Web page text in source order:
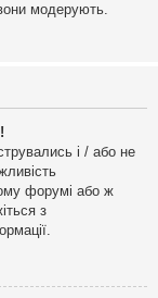
модерують.
і / або не
форумі або ж
з